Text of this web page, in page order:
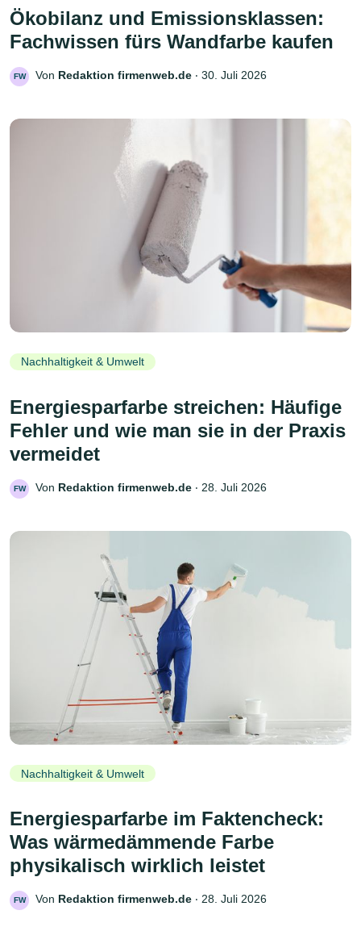
Ökobilanz und Emissionsklassen:
Fachwissen fürs Wandfarbe kaufen
FW Von Redaktion firmenweb.de ‧ 30. Juli 2026
Nachhaltigkeit & Umwelt
Energiesparfarbe streichen: Häufige
Fehler und wie man sie in der Praxis
vermeidet
FW Von Redaktion firmenweb.de ‧ 28. Juli 2026
Nachhaltigkeit & Umwelt
Energiesparfarbe im Faktencheck:
Was wärmedämmende Farbe
physikalisch wirklich leistet
FW Von Redaktion firmenweb.de ‧ 28. Juli 2026